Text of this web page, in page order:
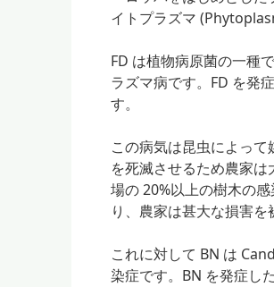
イトプラズマ
FD は植物病原菌の一種
ラズマ病です。FD を発
す。
この病気は昆虫によっ
を死滅させるため農家
場の 20%以上の樹木の
り、農家は甚大な損害を
これに対して BN は
染症です。BN を発症し